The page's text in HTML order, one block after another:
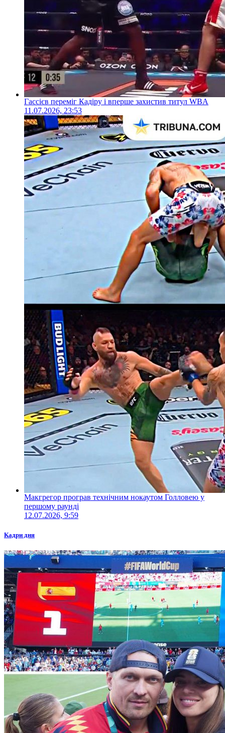
Гассієв переміг Кадіру і вперше захистив титул WBA
11.07.2026, 23:53
Макгрегор програв технічним нокаутом Голловею у
першому раунді
12.07.2026, 9:59
Кадри дня